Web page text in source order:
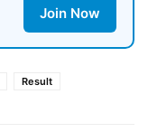
Join Now
Result